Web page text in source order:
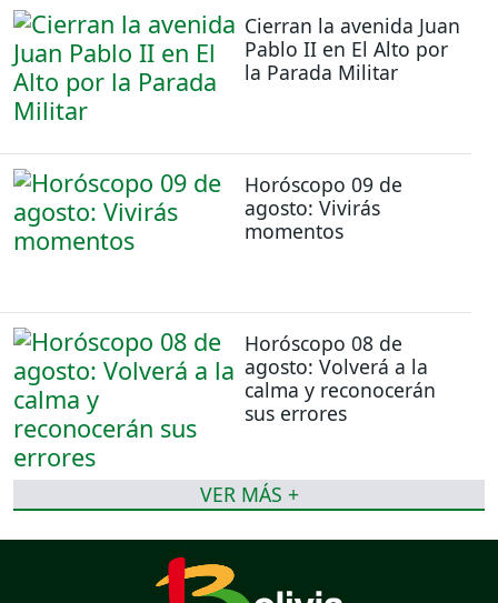
Cierran la avenida Juan
Pablo II en El Alto por
la Parada Militar
Horóscopo 09 de
agosto: Vivirás
momentos
Horóscopo 08 de
agosto: Volverá a la
calma y reconocerán
sus errores
VER MÁS +